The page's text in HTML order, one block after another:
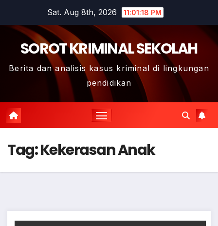
content
Sat. Aug 8th, 2026 11:01:19 PM
SOROT KRIMINAL SEKOLAH
Berita dan analisis kasus kriminal di lingkungan
pendidikan
Tag:Kekerasan Anak